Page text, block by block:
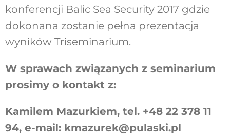
konferencji Balic Sea Security 2017 gdzie
dokonana zostanie pełna prezentacja
wyników Triseminarium.
W sprawach związanych z seminarium
prosimy o kontakt z:
Kamilem Mazurkiem, tel. +48 22 378 11
94, e-mail: kmazurek@pulaski.pl